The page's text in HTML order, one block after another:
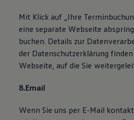
Mit Klick auf „Ihre
eine separate Webseite
buchen. Details zur
der Datenschutzerklärung
Webseite, auf die Sie
8.Email
Wenn Sie uns per E-Mail